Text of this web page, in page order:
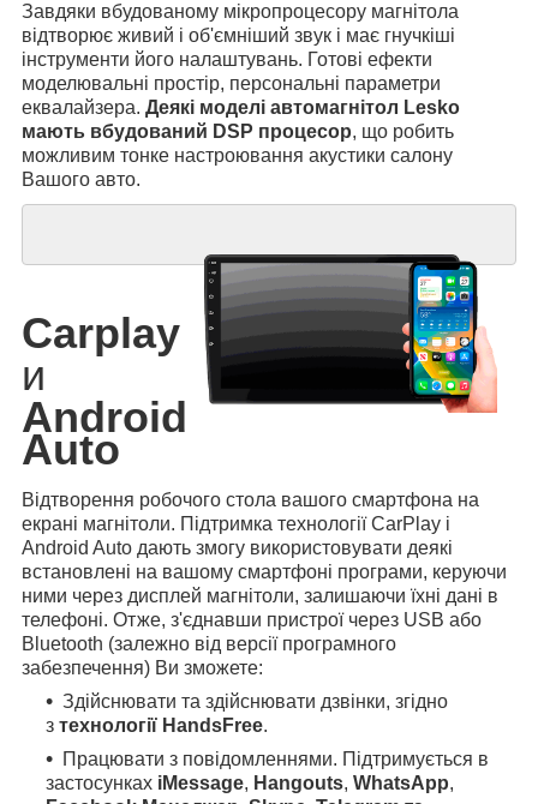
Завдяки вбудованому мікропроцесору магнітола
відтворює живий і об'ємніший звук і має гнучкіші
інструменти його налаштувань. Готові ефекти
моделювальні простір, персональні параметри
еквалайзера. Деякі моделі автомагнітол Lesko
мають вбудований DSP процесор, що робить
можливим тонке настроювання акустики салону
Вашого авто.
Carplay
и
Android
Auto
Відтворення робочого стола вашого смартфона на
екрані магнітоли. Підтримка технології CarPlay і
Android Auto дають змогу використовувати деякі
встановлені на вашому смартфоні програми, керуючи
ними через дисплей магнітоли, залишаючи їхні дані в
телефоні. Отже, з'єднавши пристрої через USB або
Bluetooth (залежно від версії програмного
забезпечення) Ви зможете:
Здійснювати та здійснювати дзвінки, згідно
з технології HandsFree.
Працювати з повідомленнями. Підтримується в
застосунках iMessage, Hangouts, WhatsApp,